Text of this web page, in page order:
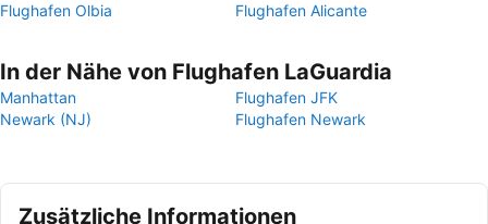
Flughafen Olbia
Flughafen Alicante
In der Nähe von Flughafen LaGuardia
Manhattan
Flughafen JFK
Newark (NJ)
Flughafen Newark
Zusätzliche Informationen